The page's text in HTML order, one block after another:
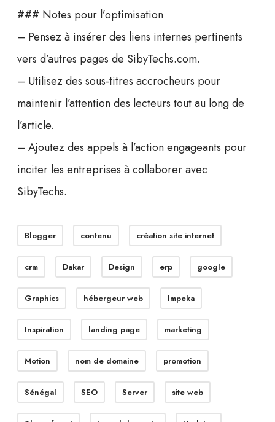
### Notes pour l’optimisation
– Pensez à insérer des liens internes pertinents
vers d’autres pages de SibyTechs.com.
– Utilisez des sous-titres accrocheurs pour
maintenir l’attention des lecteurs tout au long de
l’article.
– Ajoutez des appels à l’action engageants pour
inciter les entreprises à collaborer avec
SibyTechs.
Blogger contenu création site internet
crm Dakar Design erp google
Graphics hébergeur web Impeka
Inspiration landing page marketing
Motion nom de domaine promotion
Sénégal SEO Server site web